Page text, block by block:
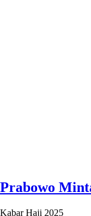
Prabowo
Kabar Haji 2025